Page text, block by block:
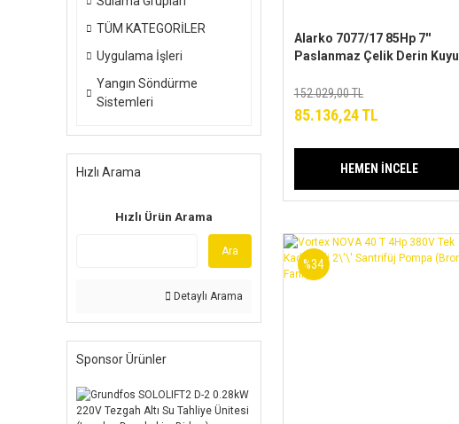
TÜM KATEGORİLER
Uygulama İşleri
Yangın Söndürme
Sistemleri
Hızlı Arama
Hızlı Ürün Arama
Ara
Detaylı Arama
Sponsor Ürünler
Alarko 7077/17 85Hp 7''
Paslanmaz Çelik Derin Kuyu
Pompa-Pompa Kademesi)
ALK-KPS Serisi
152.029,00 TL
85.136,24 TL
HEMEN İNCELE
%34